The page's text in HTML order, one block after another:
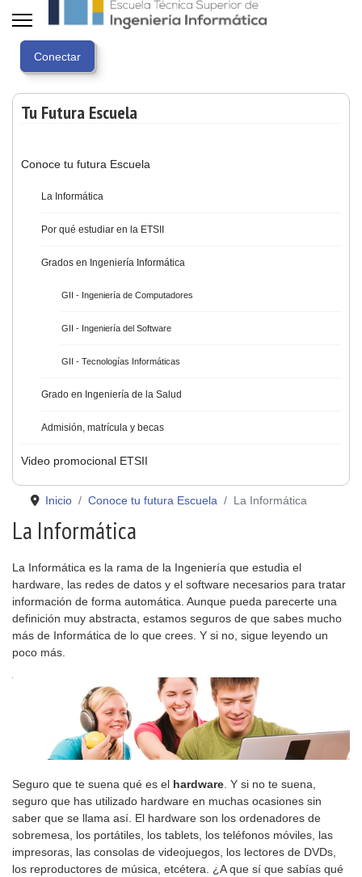
Tu Futura Escuela
Conoce tu futura Escuela
La Informática
Por qué estudiar en la ETSII
Grados en Ingeniería Informática
GII - Ingeniería de Computadores
GII - Ingeniería del Software
GII - Tecnologías Informáticas
Grado en Ingeniería de la Salud
Admisión, matrícula y becas
Video promocional ETSII
Inicio Conoce tu futura Escuela La Informática
La Informática
La Informática es la rama de la Ingeniería que estudia el
hardware, las redes de datos y el software necesarios para tratar
información de forma automática. Aunque pueda parecerte una
definición muy abstracta, estamos seguros de que sabes mucho
más de Informática de lo que crees. Y si no, sigue leyendo un
poco más.
Seguro que te suena qué es el hardware . Y si no te suena,
seguro que has utilizado hardware en muchas ocasiones sin
saber que se llama así. El hardware son los ordenadores de
sobremesa, los portátiles, los tablets, los teléfonos móviles, las
impresoras, las consolas de videojuegos, los lectores de DVDs,
los reproductores de música, etcétera. ¿A que sí que sabías qué